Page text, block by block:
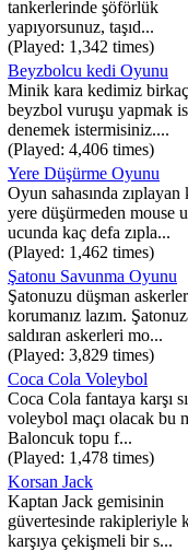
tankerlerinde şöförlük
yapıyorsunuz, taşıd...
(Played: 1,342 times)
Beyzbolcu kedi Oyunu
Minik kara kedimiz birkaç
beyzbol vuruşu yapmak
denemek istermisiniz....
(Played: 4,406 times)
Yere Düşürme Oyunu
Oyun sahasında zıplayan
yere düşürmeden mouse
ucunda kaç defa zıpla...
(Played: 1,462 times)
Şatonu Savunma Oyunu
Şatonuzu düşman
korumanız lazım.
saldıran askerleri mo...
(Played: 3,829 times)
Coca Cola Voleybol
Coca Cola fantaya karşı
voleybol maçı olacak bu
Baloncuk topu f...
(Played: 1,478 times)
Korsan Jack
Kaptan Jack gemisinin
güvertesinde rakipleriyle
karşıya çekişmeli bir s...